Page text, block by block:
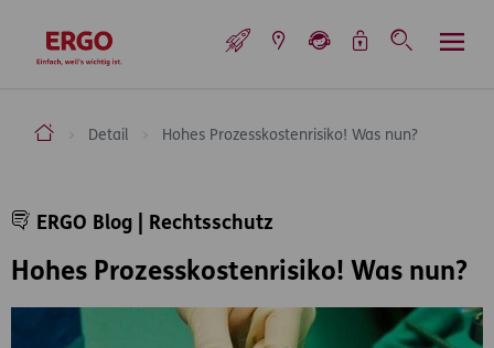
zur Startseite
ERGO Versicherung Aktiengesellschaft
Detail Hohes Prozesskostenrisiko! Was nun?
Hohes Prozesskostenrisiko! Was nun?
ERGO Blog | Rechtsschutz